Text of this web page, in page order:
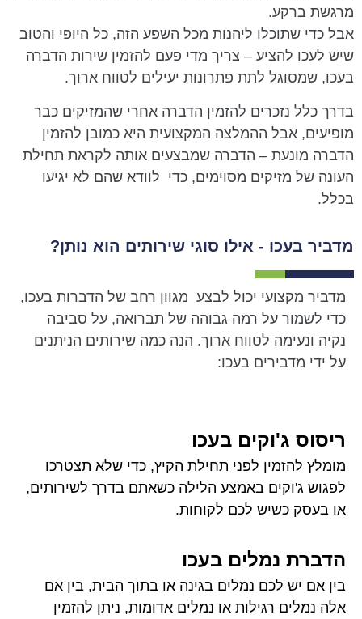
מרגשת ברקע.
אבל כדי שתוכלו ליהנות מכל השפע הזה, כל היופי והטוב
שיש לעכו להציע – צריך מדי פעם להזמין שירות הדברה
בעכו, שמסוגל לתת פתרונות יעילים לטווח ארוך.
בדרך כלל נזכרים להזמין הדברה אחרי שהמזיקים כבר
מופיעים, אבל ההמלצה המקצועית היא כמובן להזמין
הדברה מונעת – הדברה שמבצעים אותה לקראת תחילת
העונה של מזיקים מסוימים, כדי לוודא שהם לא יגיעו
בכלל.
מדביר בעכו - אילו סוגי שירותים הוא נותן?
מדביר מקצועי יכול לבצע מגוון רחב של הדברות בעכו,
כדי לשמור על רמה גבוהה של תברואה, על סביבה
נקיה ונעימה לטווח ארוך. הנה כמה שירותים הניתנים
על ידי מדבירים בעכו:
ריסוס ג'וקים בעכו
מומלץ להזמין לפני תחילת הקיץ, כדי שלא תצטרכו
לפגוש ג'וקים באמצע הלילה כשאתם בדרך לשירותים,
או בעסק כשיש לכם לקוחות.
הדברת נמלים בעכו
בין אם יש לכם נמלים בגינה או בתוך הבית, בין אם
אלה נמלים רגילות או נמלים אדומות, ניתן להזמין